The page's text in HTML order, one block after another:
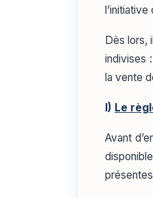
Dès lors,
indivises
la vente
I) Le
Avant